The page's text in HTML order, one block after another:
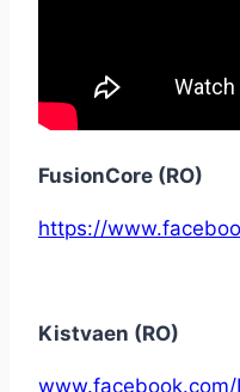
FusionCore (RO)
https://
Kistvaen (RO)